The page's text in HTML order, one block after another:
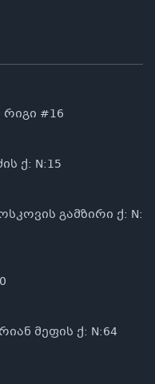
#16
ქ: N:15
გამზირი ქ: N:
მეფის ქ: N:64